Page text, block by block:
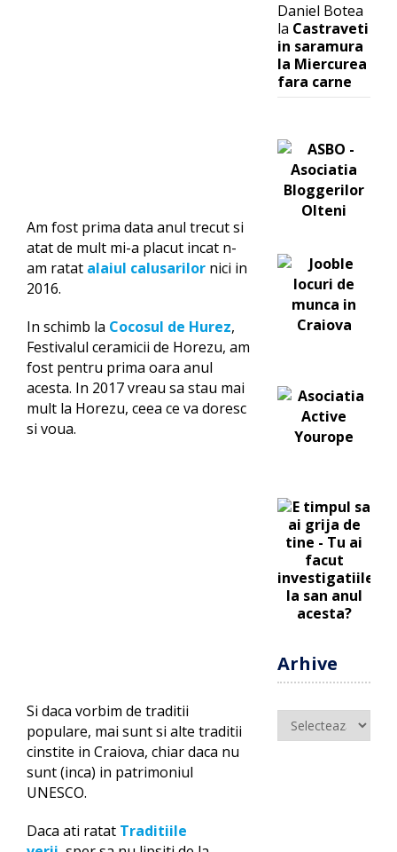
Am fost prima data anul trecut si
atat de mult mi-a placut incat n-
am ratat alaiul calusarilor nici in
2016.
In schimb la Cocosul de Hurez,
Festivalul ceramicii de Horezu, am
fost pentru prima oara anul
acesta. In 2017 vreau sa stau mai
mult la Horezu, ceea ce va doresc
si voua.
Si daca vorbim de traditii
populare, mai sunt si alte traditii
cinstite in Craiova, chiar daca nu
sunt (inca) in patrimoniul
UNESCO.
Daca ati ratat Traditiile
Daniel Botea
la Castraveti
in saramura
la Miercurea
fara carne
Arhive
Arhive